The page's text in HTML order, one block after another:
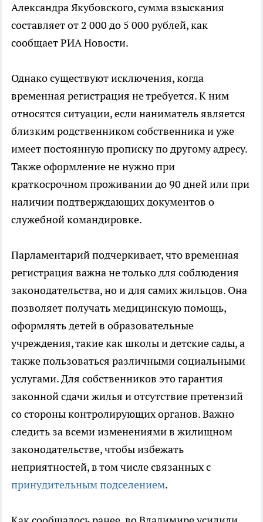
Александра Якубовского, сумма взыскания
составляет от 2 000 до 5 000 рублей, как
сообщает РИА Новости.
Однако существуют исключения, когда
временная регистрация не требуется. К ним
относятся ситуации, если наниматель является
близким родственником собственника и уже
имеет постоянную прописку по другому адресу.
Также оформление не нужно при
краткосрочном проживании до 90 дней или при
наличии подтверждающих документов о
служебной командировке.
Парламентарий подчеркивает, что временная
регистрация важна не только для соблюдения
законодательства, но и для самих жильцов. Она
позволяет получать медицинскую помощь,
оформлять детей в образовательные
учреждения, такие как школы и детские сады, а
также пользоваться различными социальными
услугами. Для собственников это гарантия
законной сдачи жилья и отсутствие претензий
со стороны контролирующих органов. Важно
следить за всеми изменениями в жилищном
законодательстве, чтобы избежать
неприятностей, в том числе связанных с
принудительным подселением.